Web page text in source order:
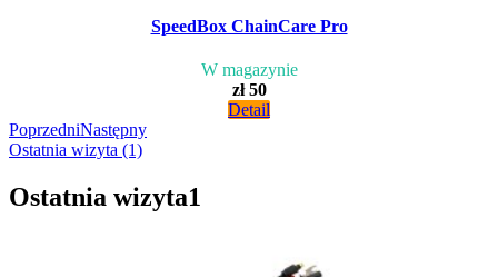
SpeedBox ChainCare Pro
W magazynie
zł 50
Detail
PoprzedniNastępny
Ostatnia wizyta (1)
Ostatnia wizyta1